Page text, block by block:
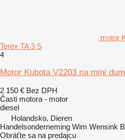
motor
Terex TA 3 S
4
Motor Kubota V2203 na mini
2 150 € Bez DPH
Časti motora - motor
diesel
Holandsko, Dieren
Handelsonderneming Wim Wensink
Obráťte sa na predajcu